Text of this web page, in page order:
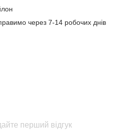
через 7-14 робочих днів
перший відгук